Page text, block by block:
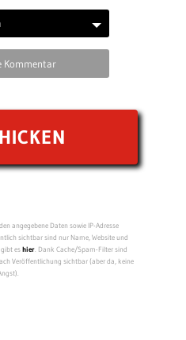
Kommentar
angegebene Daten sowie IP-Adresse
sichtbar sind nur Name, Website und
eshier. Dank Cache/Spam-Filter sind
Veröffentlichung sichtbar (aber da, keine